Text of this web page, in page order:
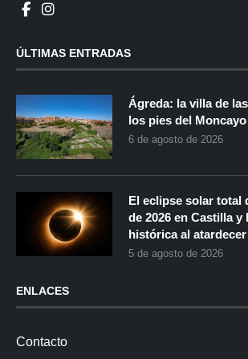
ÚLTIMAS ENTRADAS
Ágreda: la villa de
los pies del Moncayo
6 de agosto de 2026
El eclipse solar total
de 2026 en Castilla y
histórica al atardecer
5 de agosto de 2026
ENLACES
Contacto